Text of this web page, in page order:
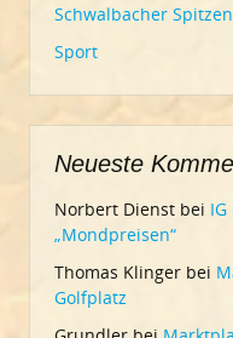
Schwalbacher Spitzen
Sport
Neueste
Norbert Dienst bei
„Mondpreisen“
Thomas Klinger bei
Golfplatz